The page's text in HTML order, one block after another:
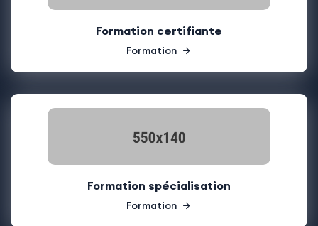
Formation certifiante
Formation
Formation spécialisation
Formation